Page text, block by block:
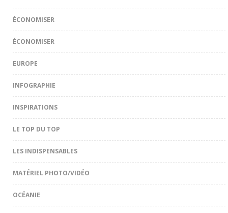
ÉCONOMISER
ÉCONOMISER
EUROPE
INFOGRAPHIE
INSPIRATIONS
LE TOP DU TOP
LES INDISPENSABLES
MATÉRIEL PHOTO/VIDÉO
OCÉANIE